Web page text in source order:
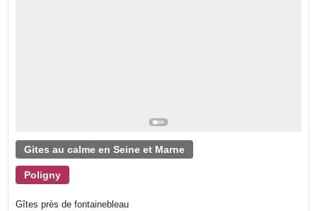
Gites au calme en Seine et Marne
Poligny
Gîtes près de fontainebleau